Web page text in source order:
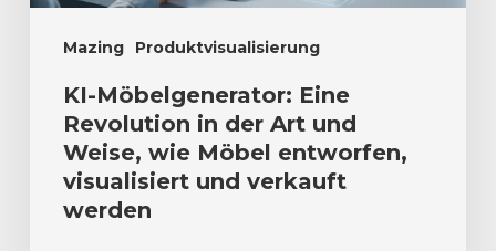
Mazing Produktvisualisierung
KI-Möbelgenerator: Eine
Revolution in der Art und
Weise, wie Möbel entworfen,
visualisiert und verkauft
werden